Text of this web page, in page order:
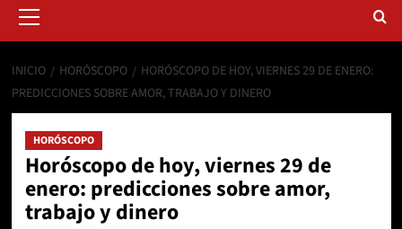
primario
INICIO HORÓSCOPO
HORÓSCOPO DE HOY, VIERNES 29 DE ENERO:
PREDICCIONES SOBRE AMOR, TRABAJO Y DINERO
HORÓSCOPO
Horóscopo de hoy, viernes 29 de
enero: predicciones sobre amor,
trabajo y dinero